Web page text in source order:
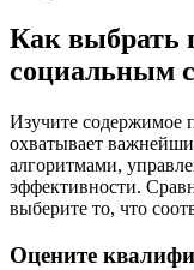
Как выбрать
социальным
Изучите содержимое
охватывает
алгоритмами,
эффективности.
выберите то, что
Оцените